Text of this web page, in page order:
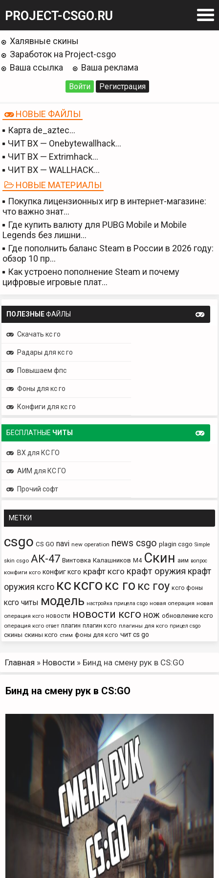
PROJECT-CSGO.RU
Халявные скины
Заработок на Project-csgo
Ваша ссылка
Ваша реклама
Войти Регистрация
НОВЫЕ ФАЙЛЫ
Карта de_aztec…
ЧИТ BX — Onebytewallhack…
ЧИТ BX — Extrimhack…
ЧИТ BX — WALLHACK…
НОВЫЕ МАТЕРИАЛЫ
Покупка лицензионных игр в интернет-магазине:
что важно знат…
Где купить валюту для PUBG Mobile и Mobile
Legends без лишни…
Где пополнить баланс Steam в России в 2026 году:
обзор 10 пр…
Как устроено пополнение Steam и почему
цифровые игровые плат…
ПОЛЕЗНЫЕФАЙЛЫ
Скачать кс го
Радары для кс го
Повышаем фпс
Фоны для кс го
Конфиги для кс го
БЕСПЛАТНЫЕ ЧИТЫ
ВХ для КС ГО
АИМ для КС ГО
Прочий софт
МЕТКИ
csgo CS GO navi new operation news csgo plagin csgo Simple
skin csgo АК-47 Винтовка Калашников М4 Скин аим вопрос
конфиги ксго конфиг ксго крафт ксго крафт оружия крафт
оружия ксго кс ксго кс го кс гоу ксго фоны
ксго читы модель настройка прицела csgo новая операция новая
операция ксго новости новости ксго нож обновление ксго
операция ксго ответ плагин плагин ксго плагины для ксго прицел csgo
скины скины ксго стим фоны для ксго чит cs go
Главная » Новости » Бинд на смену рук в CS:GO
Бинд на смену рук в CS:GO